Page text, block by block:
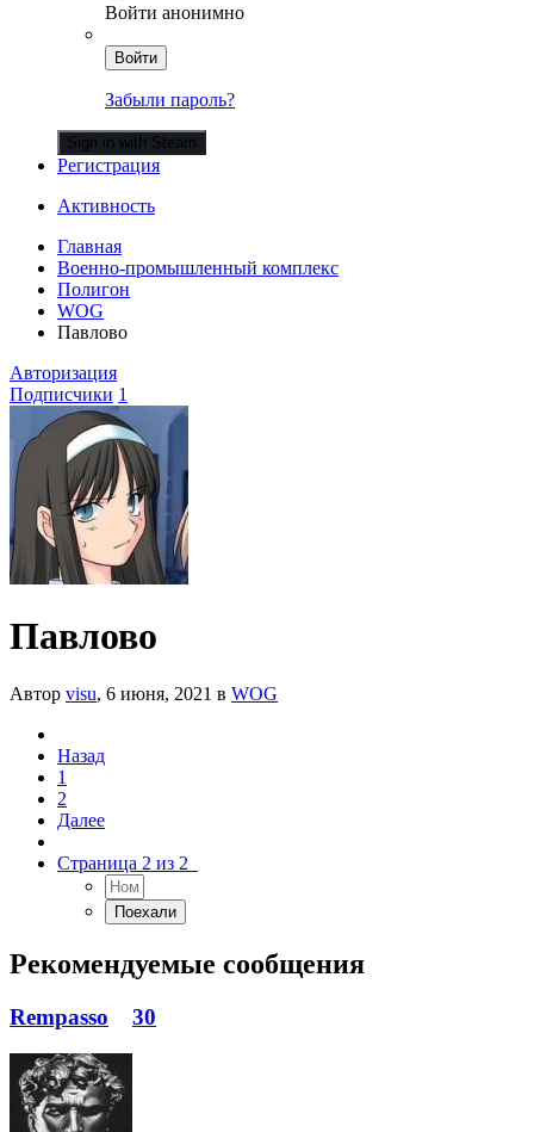
Войти анонимно
Войти
Забыли пароль?
Sign in with Steam
Регистрация
Активность
Главная
Военно-промышленный комплекс
Полигон
WOG
Павлово
Авторизация
Подписчики 1
Павлово
Автор visu, 6 июня, 2021 в WOG
Назад
1
2
Далее
Страница 2 из 2
Рекомендуемые сообщения
Rempasso 30